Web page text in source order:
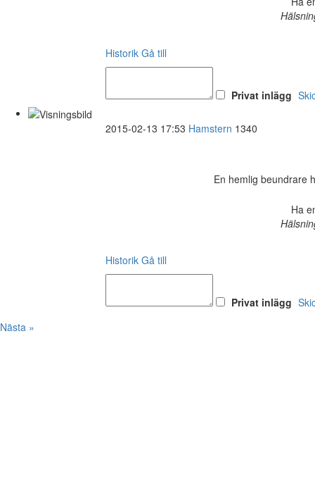
Historik Gå till
Privat inlägg
2015-02-13 17:53 Hamstern 1340
En hemlig beundrare
Ha
Historik Gå till
Privat inlägg
Nästa »